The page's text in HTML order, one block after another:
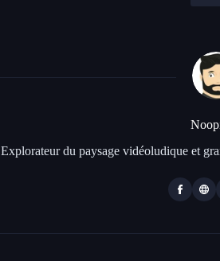
Explorateur du paysage vidéoludique et